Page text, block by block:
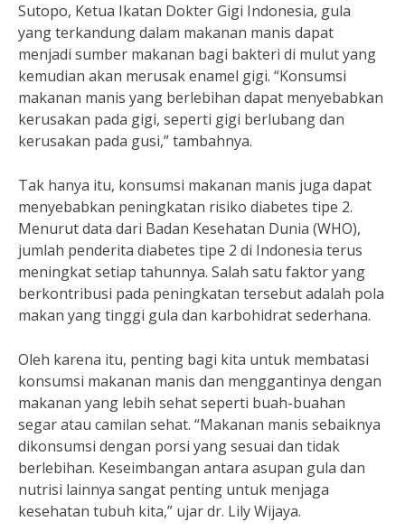
Sutopo, Ketua Ikatan Dokter Gigi Indonesia, gula
yang terkandung dalam makanan manis dapat
menjadi sumber makanan bagi bakteri di mulut yang
kemudian akan merusak enamel gigi. “Konsumsi
makanan manis yang berlebihan dapat menyebabkan
kerusakan pada gigi, seperti gigi berlubang dan
kerusakan pada gusi,” tambahnya.
Tak hanya itu, konsumsi makanan manis juga dapat
menyebabkan peningkatan risiko diabetes tipe 2.
Menurut data dari Badan Kesehatan Dunia (WHO),
jumlah penderita diabetes tipe 2 di Indonesia terus
meningkat setiap tahunnya. Salah satu faktor yang
berkontribusi pada peningkatan tersebut adalah pola
makan yang tinggi gula dan karbohidrat sederhana.
Oleh karena itu, penting bagi kita untuk membatasi
konsumsi makanan manis dan menggantinya dengan
makanan yang lebih sehat seperti buah-buahan
segar atau camilan sehat. “Makanan manis sebaiknya
dikonsumsi dengan porsi yang sesuai dan tidak
berlebihan. Keseimbangan antara asupan gula dan
nutrisi lainnya sangat penting untuk menjaga
kesehatan tubuh kita,” ujar dr. Lily Wijaya.